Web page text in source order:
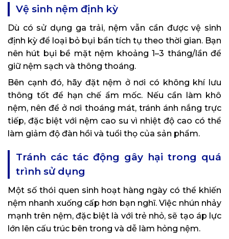
Vệ sinh nệm định kỳ
Dù có sử dụng ga trải, nệm vẫn cần được vệ sinh
định kỳ để loại bỏ bụi bẩn tích tụ theo thời gian. Bạn
nên hút bụi bề mặt nệm khoảng 1–3 tháng/lần để
giữ nệm sạch và thông thoáng.
Bên cạnh đó, hãy đặt nệm ở nơi có không khí lưu
thông tốt để hạn chế ẩm mốc. Nếu cần làm khô
nệm, nên để ở nơi thoáng mát, tránh ánh nắng trực
tiếp, đặc biệt với nệm cao su vì nhiệt độ cao có thể
làm giảm độ đàn hồi và tuổi thọ của sản phẩm.
Tránh các tác động gây hại trong quá
trình sử dụng
Một số thói quen sinh hoạt hàng ngày có thể khiến
nệm nhanh xuống cấp hơn bạn nghĩ. Việc nhún nhảy
mạnh trên nệm, đặc biệt là với trẻ nhỏ, sẽ tạo áp lực
lớn lên cấu trúc bên trong và dễ làm hỏng nệm.